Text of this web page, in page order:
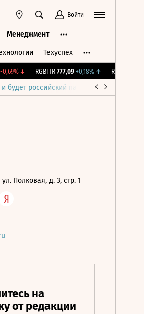
Войти
Менеджмент
Техуспех
↓ RGBITR 777,09 +0,18%↑ RTSI
будет российский парламент
Полковая, д. 3, стр. 1